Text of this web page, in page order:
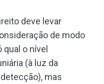
deve levar
de modo
o nível
(à luz da
mas